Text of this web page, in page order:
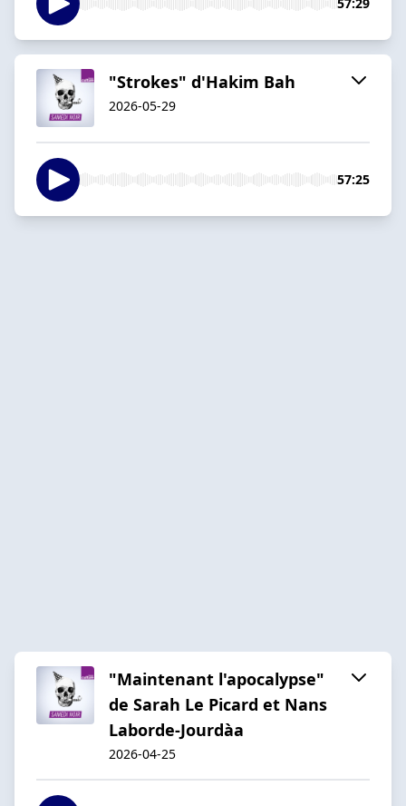
"Strokes" d'Hakim Bah
2026-05-29
57:25
"Maintenant l'apocalypse"
de Sarah Le Picard et Nans
Laborde-Jourdàa
2026-04-25